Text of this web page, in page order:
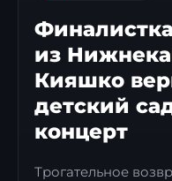
из
Кияшко
детский
концерт
Трогательное